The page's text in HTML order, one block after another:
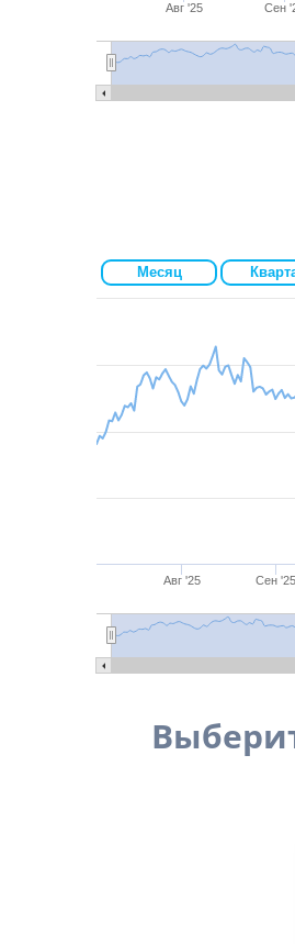
Авг '25 Сен
Июль '25 Авг '25
Авг '25 Сен '25
Месяц